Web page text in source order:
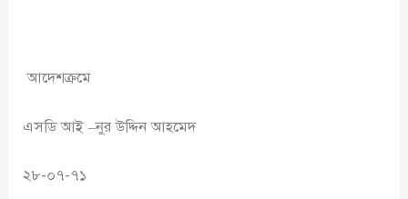
আদেশক্রমে
এসডি আই –নুর উদ্দিন আহমেদ
২৮-০৭-৭১